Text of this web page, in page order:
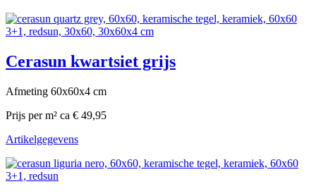
Cerasun kwartsiet grijs
Afmeting 60x60x4 cm
Prijs per m² ca € 49,95
Artikelgegevens